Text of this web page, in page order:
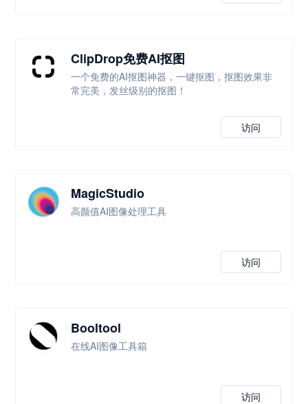
ClipDrop免费AI抠图
一个免费的AI抠图神器，一键抠图，抠图效果非
常完美，发丝级别的抠图！
访问
MagicStudio
高颜值AI图像处理工具
访问
Booltool
在线AI图像工具箱
访问